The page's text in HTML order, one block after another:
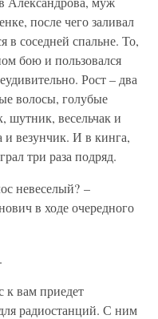
после чего заливал
в соседней спальне. То,
бою и пользовался
Рост – два
волосы, голубые
шутник, весельчак и
и везунчик. И в кинга,
три раза подряд.
невеселый? –
в ходе очередного
к вам приедет
радиостанций. С ним